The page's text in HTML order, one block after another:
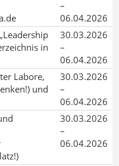
–
06.04.2026
in
30.03.2026
–
06.04.2026
Labore,
und
30.03.2026
–
06.04.2026
30.03.2026
–
06.04.2026